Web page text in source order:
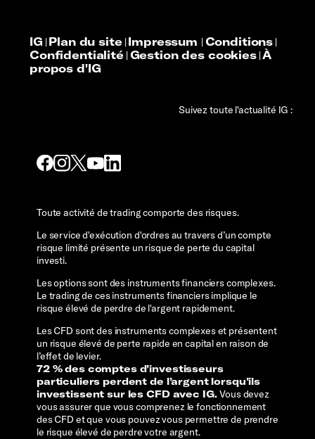
IG |Plan du site|Impressum | Conditions |
Confidentialité|Gestion des cookies|À
propos d'IG
Suivez toute l'actualité IG :
Toute activité de trading comporte des risques.
Le service d'exécution d'ordres au travers d’un compte
risque limité présente un risque de perte du capital
investi.
Les options sont des instruments financiers complexes.
Le trading de ces instruments financiers implique le
risque élevé de perdre de l'argent rapidement.
Les CFD sont des instruments complexes et présentent
un risque élevé de perte rapide en capital en raison de
l’effet de levier.
72 % des comptes d’investisseurs
particuliers perdent de l’argent lorsqu’ils
investissent sur les CFD avec IG.Vous devez
vous assurer que vous comprenez le fonctionnement
des CFD et que vous pouvez vous permettre de prendre
le risque élevé de perdre votre argent.